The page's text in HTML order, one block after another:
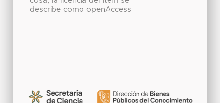
describe como openAccess